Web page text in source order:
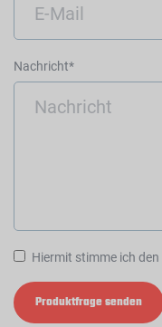
Nachricht*
Hiermit stimme ich den
Produktfrage senden